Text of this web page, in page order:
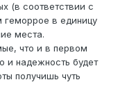
(в соответствии с
геморрое в единицу
места.
что и в первом
и надежность будет
получишь чуть